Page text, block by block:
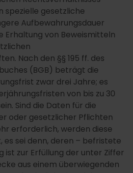
spezielle gesetzliche
Aufbewahrungsdauer
Erhaltung von Beweismitteln
Nach den §§ 195 ff. des
(BGB) beträgt die
zwar drei Jahre; es
von bis zu 30
Sind die Daten für die
oder gesetzlicher Pflichten
erforderlich, werden diese
es sei denn, deren – befristete
ist zur Erfüllung der unter Ziffer
aus einem überwiegenden